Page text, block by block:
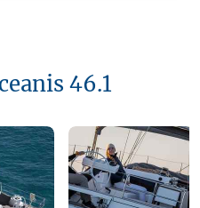
46.1